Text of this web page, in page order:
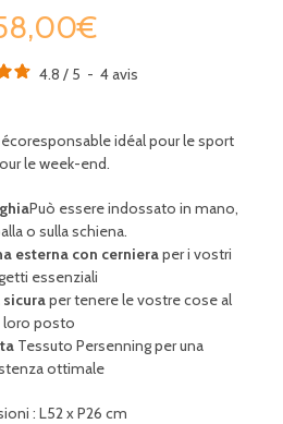
4.8 / 5 - 4avis
idéal pour le sport
le week-end.
Può essere indossato in mano,
o sulla schiena.
esterna con cernieraper i vostri
essenziali
sicuraper tenere le vostre cose al
loro posto
Tessuto Persenning per una
ottimale
: L52 x P26 cm